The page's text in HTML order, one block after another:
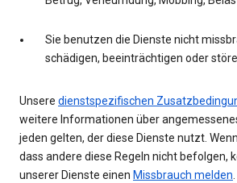
Sie benutzen die Dienste nicht
schädigen, beeinträchtigen oder
Unsere dienstspezifischen
weitere Informationen über
jeden gelten, der diese Dienste nutzt.
dass andere diese Regeln nicht befolgen,
unserer Dienste einen Missbrauch melden